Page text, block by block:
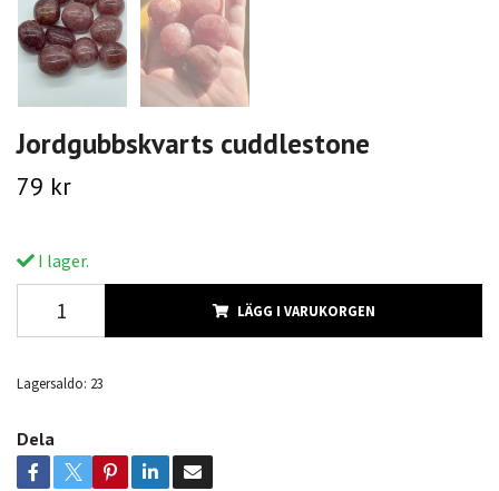
Jordgubbskvarts cuddlestone
79 kr
I lager.
LÄGG I VARUKORGEN
Lagersaldo: 23
Dela